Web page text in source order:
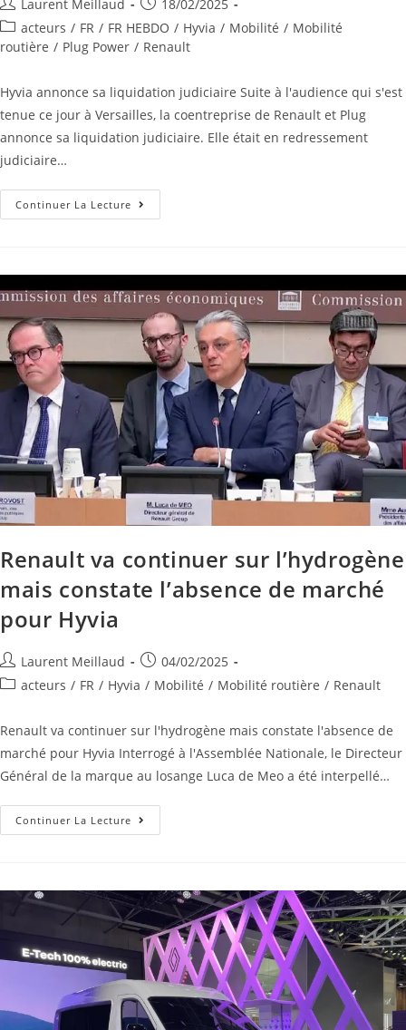
Laurent Meillaud
18/02/2025
acteurs / FR / FR HEBDO / Hyvia / Mobilité / Mobilité
routière / Plug Power / Renault
Hyvia annonce sa liquidation judiciaire Suite à l'audience qui s'est
tenue ce jour à Versailles, la coentreprise de Renault et Plug
annonce sa liquidation judiciaire. Elle était en redressement
judiciaire…
Continuer La Lecture
Renault va continuer sur l’hydrogène
mais constate l’absence de marché
pour Hyvia
Laurent Meillaud
04/02/2025
acteurs / FR / Hyvia / Mobilité / Mobilité routière / Renault
Renault va continuer sur l'hydrogène mais constate l'absence de
marché pour Hyvia Interrogé à l'Assemblée Nationale, le Directeur
Général de la marque au losange Luca de Meo a été interpellé…
Continuer La Lecture